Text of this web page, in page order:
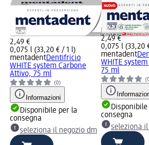
2,49 €
0,075 l (33,20 € / 1 l)
mentadentDentifricio
WHITE system Carbone
Attivo, 75 ml
(0)
Informazioni
Disponibile per la
consegna
seleziona il negozio dm
2,49 €
0,075 l (33,20
mentadent
WHITE
75 ml
consegna
seleziona